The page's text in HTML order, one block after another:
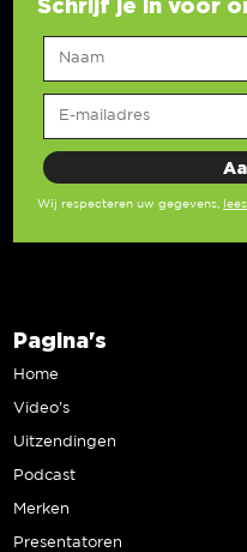
Schrijf je in voor
Wij respecteren uw gegevens,
Pagina's
Home
Video’s
Uitzendingen
Podcast
Merken
Presentatoren